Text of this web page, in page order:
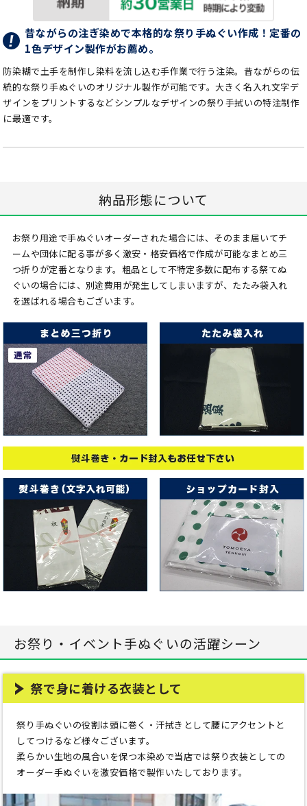
昔ながらの注ぎ染めで本格的な祭り手ぬぐい作成！定番の
1色デザイン製作がお薦め。
防染糊で土手を制作し染料を流し込む手作業で行う注染。昔ながらの伝
統的な祭り手ぬぐいのオリジナル製作が可能です。大きく名入れ文字デ
ザインをプリントするなどシンプルなデザインの祭り手拭いの特注制作
に最適です。
納品形態について
お祭り用途で手ぬぐいオーダーされた場合には、そのまま届いてチ
ームや団体に配る事が多く激安・格安価格で作成が可能なまとめ三
つ折りが定番となります。粗品として不特定多数に配布する祭てぬ
ぐいの場合には、別途費用が発生してしまいますが、たたみ袋入れ
を選ばれる場合もございます。
お祭り・イベント手ぬぐいの活躍シーン
祭で身に着ける衣装として
祭り手ぬぐいの役割は頭に巻く・汗拭きとして腰にアクセントと
してつけるなど様々ございます。
柔らかい生地の風合いを保つ本染めで当店では祭り衣装としての
オーダー手ぬぐいを激安価格で製作いたしております。